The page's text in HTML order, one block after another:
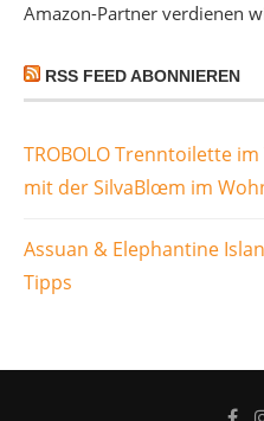
Amazon-Partner verdienen
RSS FEED ABONNIEREN
TROBOLO Trenntoilette
mit der SilvaBlœm im
Assuan & Elephantine
Tipps